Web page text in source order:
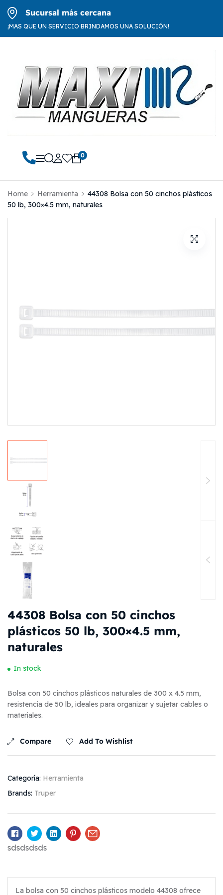
Sucursal más cercana
¡MAS QUE UN SERVICIO BRINDAMOS UNA SOLUCIÓN!
0
Home Herramienta
44308 Bolsa con 50 cinchos plásticos
50 lb, 300×4.5 mm, naturales
44308 Bolsa con 50 cinchos
plásticos 50 lb, 300×4.5 mm,
naturales
In stock
Bolsa con 50 cinchos plásticos naturales de 300 x 4.5 mm,
resistencia de 50 lb, ideales para organizar y sujetar cables o
materiales.
Compare Add To Wishlist
Categoría: Herramienta
Brands: Truper
Facebook
TwitterLinkedinPinterestEmail
sdsdsdsds
La bolsa con 50 cinchos plásticos modelo 44308 ofrece